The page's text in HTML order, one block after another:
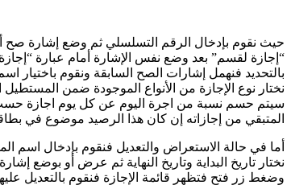
حيث نقوم بإدخال الرقم التسلسلي ثم وضع إشارة صح
بالتحديد فنهمل إشارات الصح السابقة ونقوم باختيار
سيتم حسم نسبة من اجرة اليوم عن كل يوم اجازة حسب
المتبقي من إجازاته إن كان هذا الرصيد موضوع في
أما في حالة الاستعراض والتعديل فنقوم بإدخال
نختار تاريخ البداية وتاريخ النهاية ثم عرض أو بوضع
وضغط زر فتح فتظهر قائمة الإجازة فنقوم بالتعديل